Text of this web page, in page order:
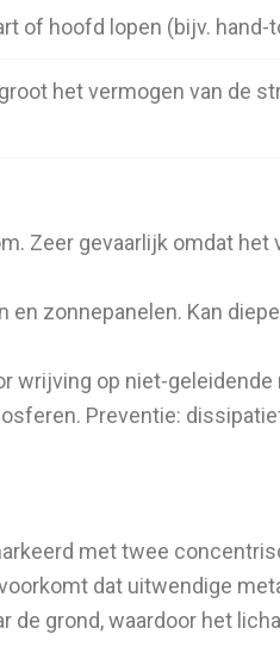
of hoofd lopen (bijv.
het vermogen van de
Zeer gevaarlijk omdat
en zonnepanelen. Kan
wrijving op niet-
Preventie:
met twee
dat uitwendige
de grond, waardoor het